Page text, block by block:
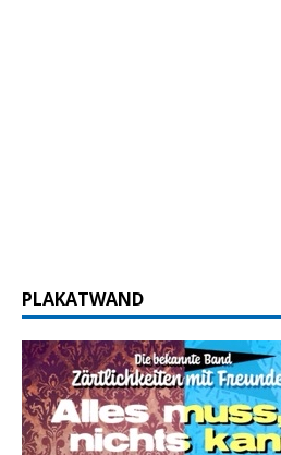
PLAKATWAND